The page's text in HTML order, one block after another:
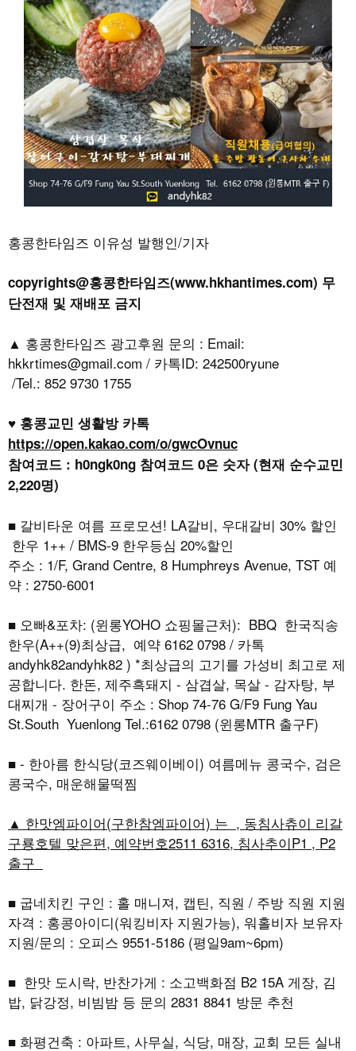
홍콩한타임즈 이유성 발행인/기자
copyrights@홍콩한타임즈(www.hkhantimes.com) 무
단전재 및 재배포 금지
▲ 홍콩한타임즈 광고후원 문의 : Email:
hkkrtimes@gmail.com / 카톡ID: 242500ryune
/Tel.: 852 9730 1755
♥ 홍콩교민 생활방 카톡
https://open.kakao.com/o/gwcOvnuc
참여코드 : h0ngk0ng 참여코드 0은 숫자 (현재 순수교민
2,220명)
■ 갈비타운 여름 프로모션! LA갈비, 우대갈비 30% 할인
한우 1++ / BMS-9 한우등심 20%할인
주소 : 1/F, Grand Centre, 8 Humphreys Avenue, TST 예
약 : 2750-6001
■ 오빠&포차: (윈롱YOHO 쇼핑몰근처): BBQ 한국직송
한우(A++(9)최상급, 예약 6162 0798 / 카톡
andyhk82andyhk82 ) *최상급의 고기를 가성비 최고로 제
공합니다. 한돈, 제주흑돼지 - 삼겹살, 목살 - 감자탕, 부
대찌개 - 장어구이 주소 : Shop 74-76 G/F9 Fung Yau
St.South Yuenlong Tel.:6162 0798 (윈롱MTR 출구F)
■ - 한아름 한식당(코즈웨이베이) 여름메뉴 콩국수, 검은
콩국수, 매운해물떡찜
▲ 한맛엠파이어(구한참엠파이어) 는 , 동침사츄이 리갈
구룡호텔 맞은편, 예약번호2511 6316, 침사추이P1 , P2
출구
■ 굽네치킨 구인 : 홀 매니져, 캡틴, 직원 / 주방 직원 지원
자격 : 홍콩아이디(워킹비자 지원가능), 워홀비자 보유자
지원/문의 : 오피스 9551-5186 (평일9am~6pm)
■ 한맛 도시락, 반찬가게 : 소고백화점 B2 15A 게장, 김
밥, 닭강정, 비빔밤 등 문의 2831 8841 방문 추천
■ 화평건축 : 아파트, 사무실, 식당, 매장, 교회 모든 실내